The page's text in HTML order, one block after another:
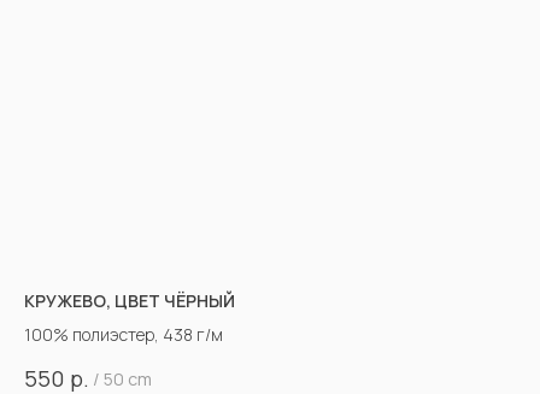
КРУЖЕВО, ЦВЕТ ЧЁРНЫЙ
100% полиэстер, 438 г/м
550 р. / 50 cm